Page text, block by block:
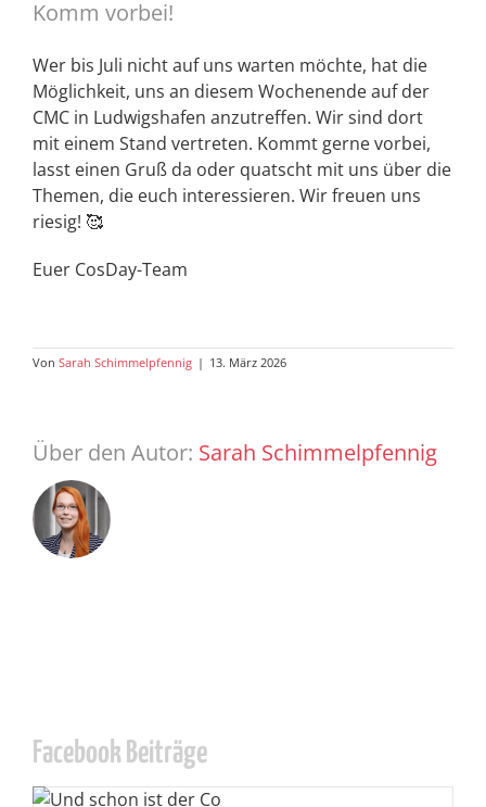
Komm vorbei!
Wer bis Juli nicht auf uns warten möchte, hat die
Möglichkeit, uns an diesem Wochenende auf der
CMC in Ludwigshafen anzutreffen. Wir sind dort
mit einem Stand vertreten. Kommt gerne vorbei,
lasst einen Gruß da oder quatscht mit uns über die
Themen, die euch interessieren. Wir freuen uns
riesig! 🥰
Euer CosDay-Team
Von Sarah Schimmelpfennig | 13. März 2026
Über den Autor: Sarah Schimmelpfennig
Facebook Beiträge